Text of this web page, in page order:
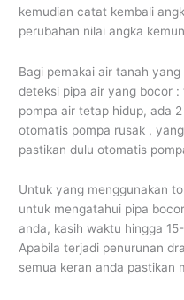
kemudian catat kembali
perubahan nilai angka
Bagi pemakai air tanah
deteksi pipa air yang bocor
pompa air tetap hidup, ada
otomatis pompa rusak ,
pastikan dulu otomatis
Untuk yang menggunakan
untuk mengatahui pipa
anda, kasih waktu hingga
Apabila terjadi penurunan
semua keran anda pastikan